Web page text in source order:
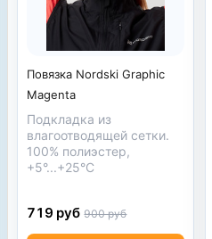
Повязка Nordski Graphic
Magenta
Подкладка из
влагоотводящей сетки.
100% полиэстер,
+5°...+25°С
719 руб 900 руб